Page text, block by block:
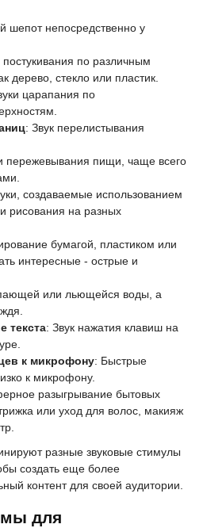
шепот непосредственно у
постукивания по различным
дерево, стекло или пластик.
царапания по
: Звук перелистывания
пережевывания пищи, чаще всего
создаваемые использованием
рисования на разных
бумагой, пластиком или
интересные - острые и
или льющейся воды, а
текста: Звук нажатия клавиш на
к микрофону: Быстрые
к микрофону.
разыгрывание бытовых
или уход для волос, макияж
разные звуковые стимулы
создать еще более
контент для своей аудитории.
для